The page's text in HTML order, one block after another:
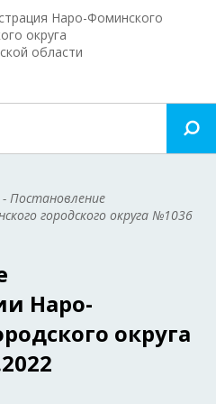
Наро-Фоминского
округа
области
- Постановление
городского округа №1036
Наро-
округа